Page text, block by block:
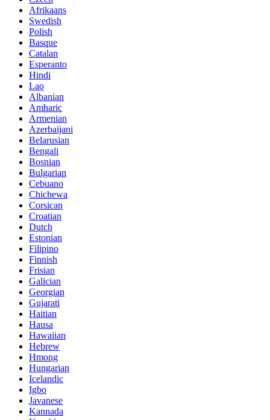
Afrikaans
Swedish
Polish
Basque
Catalan
Esperanto
Hindi
Lao
Albanian
Amharic
Armenian
Azerbaijani
Belarusian
Bengali
Bosnian
Bulgarian
Cebuano
Chichewa
Corsican
Croatian
Dutch
Estonian
Filipino
Finnish
Frisian
Galician
Georgian
Gujarati
Haitian
Hausa
Hawaiian
Hebrew
Hmong
Hungarian
Icelandic
Igbo
Javanese
Kannada